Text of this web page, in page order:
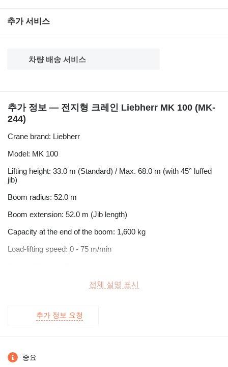
추가 서비스
차량 배송 서비스
추가 정보 — 전지형 크레인 Liebherr MK 100 (MK-
244)
Crane brand: Liebherr
Model: MK 100
Lifting height: 33.0 m (Standard) / Max. 68.0 m (with 45° luffed
jib)
Boom radius: 52.0 m
Boom extension: 52.0 m (Jib length)
Capacity at the end of the boom: 1,600 kg
Load-lifting speed: 0 - 75 m/min
Counterweight: Integrated (Standard Taxi-Ballast)
Overall dimensions: 16,650 mm x 3,000 mm x 4,000 mm (L x W
Net weight: 60,000 kg
전체 설명 표시
추가 정보 요청
중요